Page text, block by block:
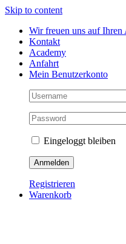
Skip to content
Wir freuen uns auf
Kontakt
Academy
Anfahrt
Mein Benutzerkonto
Eingeloggt bleiben
Registrieren
Warenkorb